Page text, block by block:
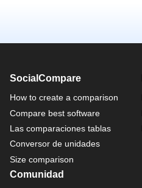
SocialCompare
How to create a comparison
Compare best software
Las comparaciones tablas
Conversor de unidades
Size comparison
Comunidad